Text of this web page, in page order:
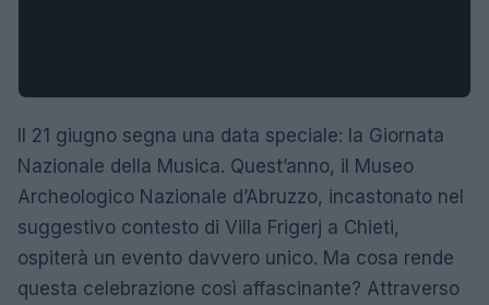
Il 21 giugno segna una data speciale: la Giornata
Nazionale della Musica. Quest’anno, il Museo
Archeologico Nazionale d’Abruzzo, incastonato nel
suggestivo contesto di Villa Frigerj a Chieti,
ospiterà un evento davvero unico. Ma cosa rende
questa celebrazione così affascinante? Attraverso